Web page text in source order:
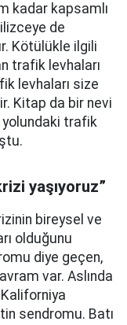
kadar kapsamlı
de
Kötülükle ilgili
trafik levhaları
levhaları size
Kitap da bir nevi
trafik
yaşıyoruz”
bireysel ve
olduğunu
diye geçen,
var. Aslında
sendromu. Batı